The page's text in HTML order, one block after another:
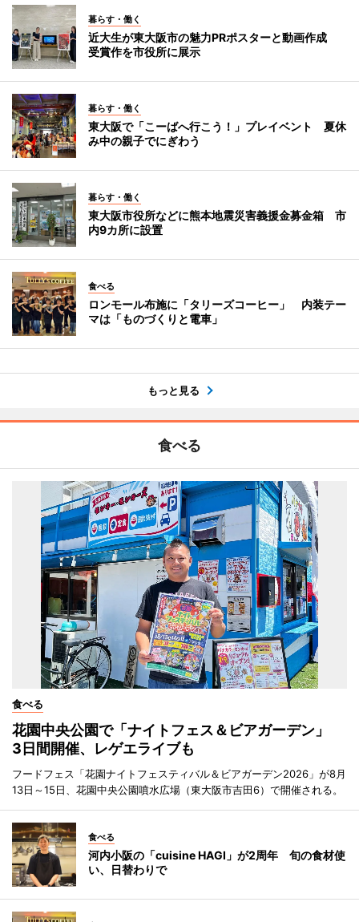
暮らす・働く
近大生が東大阪市の魅力PRポスターと動画作成
受賞作を市役所に展示
暮らす・働く
東大阪で「こーばへ行こう！」プレイベント 夏休
み中の親子でにぎわう
暮らす・働く
東大阪市役所などに熊本地震災害義援金募金箱 市
内9カ所に設置
食べる
ロンモール布施に「タリーズコーヒー」 内装テー
マは「ものづくりと電車」
もっと見る
食べる
食べる
花園中央公園で「ナイトフェス＆ビアガーデン」
3日間開催、レゲエライブも
フードフェス「花園ナイトフェスティバル＆ビアガーデン2026」が8月
13日～15日、花園中央公園噴水広場（東大阪市吉田6）で開催される。
食べる
河内小阪の「cuisine HAGI」が2周年 旬の食材使
い、日替わりで